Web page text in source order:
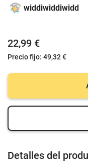
widdiwiddiwidd
22,99 €
Precio fijo: 49,32 €
Detalles del